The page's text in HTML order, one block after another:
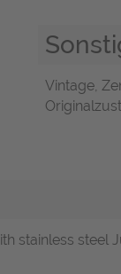
Vintage,
stainless